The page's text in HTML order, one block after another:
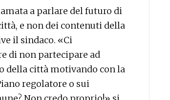
a parlare del futuro di
e non dei contenuti della
il sindaco. «Ci
di non partecipare ad
della città motivando con la
regolatore o sui